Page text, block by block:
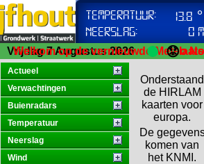
Vrijdag 7 Augustus 2026
Welkom op de vernieuwde Meteo
😟
Actueel
Verwachtingen
Buienradars
Temperatuur
Neerslag
Wind
Onderstaand
de HIRLAM
kaarten voor
europa.
De
komen van
het KNMI.